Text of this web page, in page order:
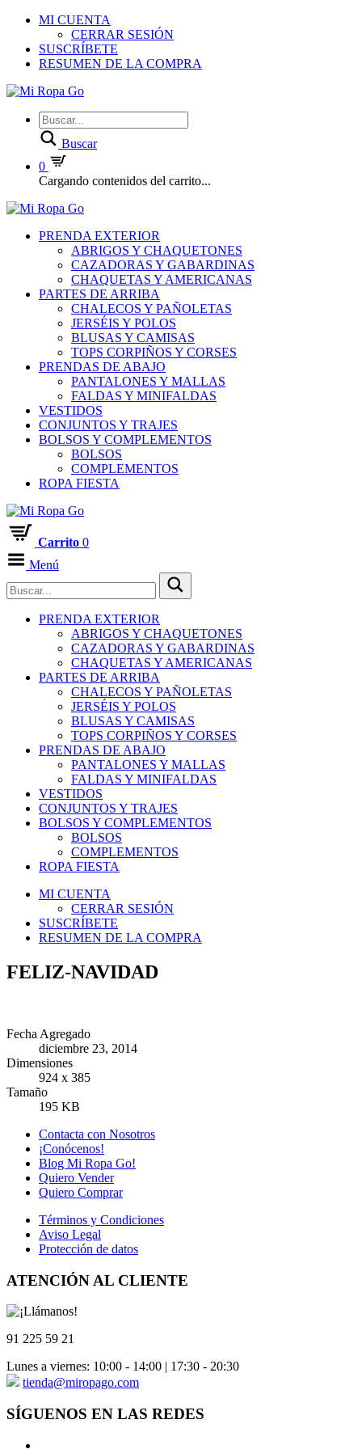
MI CUENTA
CERRAR SESIÓN
SUSCRÍBETE
RESUMEN DE LA COMPRA
Buscar
0
Cargando contenidos del carrito...
PRENDA EXTERIOR
ABRIGOS Y CHAQUETONES
CAZADORAS Y GABARDINAS
CHAQUETAS Y AMERICANAS
PARTES DE ARRIBA
CHALECOS Y PAÑOLETAS
JERSÉIS Y POLOS
BLUSAS Y CAMISAS
TOPS CORPIÑOS Y CORSES
PRENDAS DE ABAJO
PANTALONES Y MALLAS
FALDAS Y MINIFALDAS
VESTIDOS
CONJUNTOS Y TRAJES
BOLSOS Y COMPLEMENTOS
BOLSOS
COMPLEMENTOS
ROPA FIESTA
Carrito 0
Menú
PRENDA EXTERIOR
ABRIGOS Y CHAQUETONES
CAZADORAS Y GABARDINAS
CHAQUETAS Y AMERICANAS
PARTES DE ARRIBA
CHALECOS Y PAÑOLETAS
JERSÉIS Y POLOS
BLUSAS Y CAMISAS
TOPS CORPIÑOS Y CORSES
PRENDAS DE ABAJO
PANTALONES Y MALLAS
FALDAS Y MINIFALDAS
VESTIDOS
CONJUNTOS Y TRAJES
BOLSOS Y COMPLEMENTOS
BOLSOS
COMPLEMENTOS
ROPA FIESTA
MI CUENTA
CERRAR SESIÓN
SUSCRÍBETE
RESUMEN DE LA COMPRA
FELIZ-NAVIDAD
Fecha Agregado
diciembre 23, 2014
Dimensiones
924 x 385
Tamaño
195 KB
Contacta con Nosotros
¡Conócenos!
Blog Mi Ropa Go!
Quiero Vender
Quiero Comprar
Términos y Condiciones
Aviso Legal
Protección de datos
ATENCIÓN AL CLIENTE
91 225 59 21
Lunes a viernes: 10:00 - 14:00 | 17:30 - 20:30
tienda@miropago.com
SÍGUENOS EN LAS REDES